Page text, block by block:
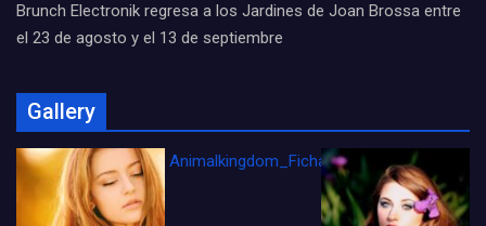
Brunch Electronik regresa a los Jardines de Joan Brossa entre
el 23 de agosto y el 13 de septiembre
Gallery
Animalkingdom_FichaCine